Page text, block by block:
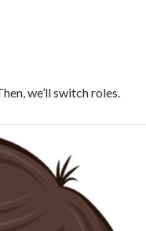
we’ll switch roles.